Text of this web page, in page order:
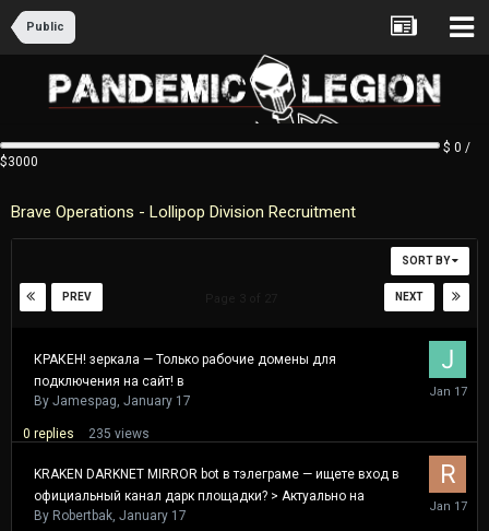
Public
$ 0 /
$3000
Brave Operations - Lollipop Division Recruitment
SORT BY
PREV NEXT
КРАКЕН! зеркала — Только рабочие домены для
подключения на сайт! в
By Jamespag January 17
0 replies 235 views
January
17
KRAKEN DARKNET MIRROR bot в тэлеграме — ищете вход в
официальный канал дарк площадки? > Актуально на
By Robertbak January 17
January
17